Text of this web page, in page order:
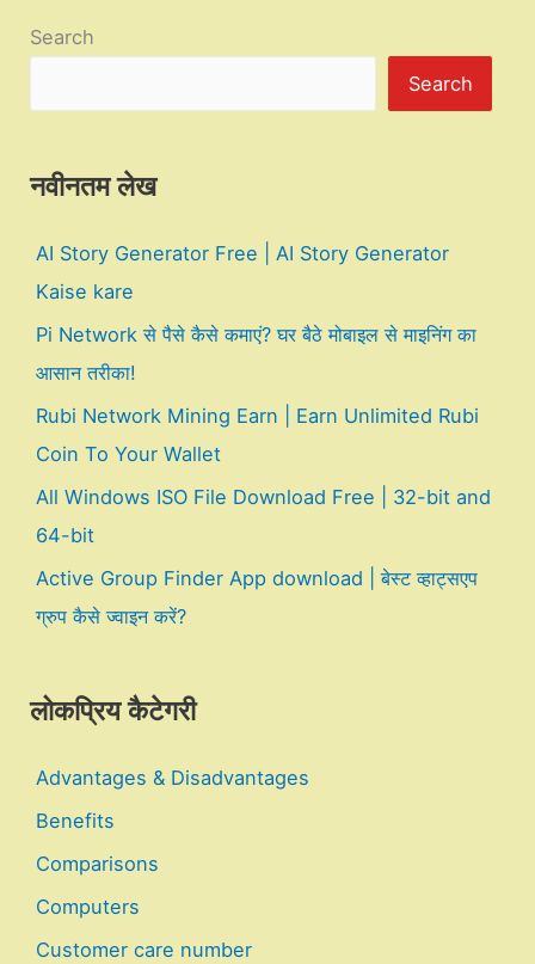
Search
Search
नवीनतम लेख
AI Story Generator Free | AI Story Generator
Kaise kare
Pi Network से पैसे कैसे कमाएं? घर बैठे मोबाइल से माइनिंग का
आसान तरीका!
Rubi Network Mining Earn | Earn Unlimited Rubi
Coin To Your Wallet
All Windows ISO File Download Free | 32-bit and
64-bit
Active Group Finder App download | बेस्ट व्हाट्सएप
ग्रुप कैसे ज्वाइन करें?
लोकप्रिय कैटेगरी
Advantages & Disadvantages
Benefits
Comparisons
Computers
Customer care number